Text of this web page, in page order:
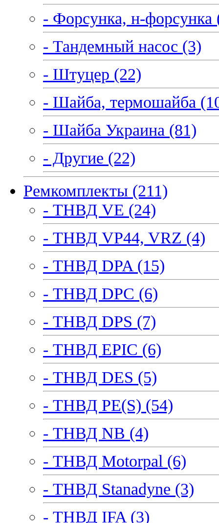
- Форсунка, н-форсунка
- Тандемный насос (3)
- Штуцер (22)
- Шайба, термошайба
- Шайба Украина (81)
- Другие (22)
Ремкомплекты (211)
- ТНВД VE (24)
- ТНВД VP44, VRZ (4)
- ТНВД DPA (15)
- ТНВД DPC (6)
- ТНВД DPS (7)
- ТНВД EPIC (6)
- ТНВД DES (5)
- ТНВД PE(S) (54)
- ТНВД NB (4)
- ТНВД Motorpal (6)
- ТНВД Stanadyne (3)
- ТНВД IFA (3)